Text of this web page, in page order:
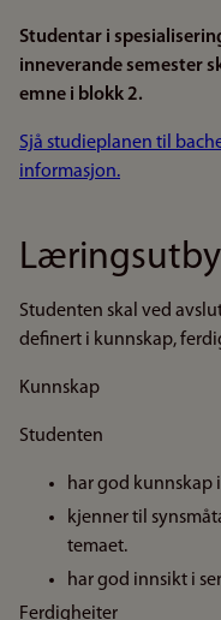
Studentar i
inneverande semester
emne i blokk 2.
Sjå studieplanen til
informasjon.
Studenten skal ved
definert i kunnskap,
Kunnskap
Studenten
har god kunnskap
kjenner til
temaet.
har god innsikt i
Ferdigheiter